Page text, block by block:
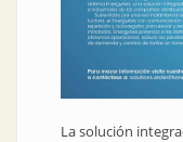
La solución